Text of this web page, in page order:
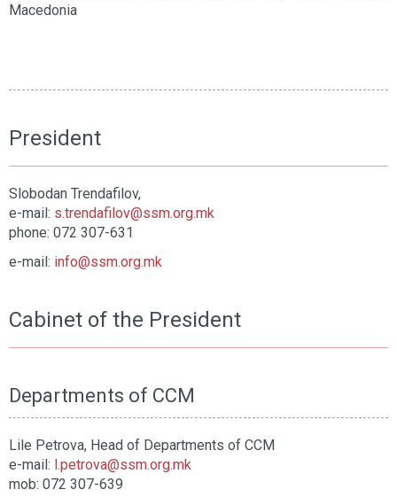
Macedonia
President
Slobodan Trendafilov,
e-mail: s.trendafilov@ssm.org.mk
phone: 072 307-631
e-mail: info@ssm.org.mk
Cabinet of the President
Departments of CCM
Lile Petrova, Head of Departments of CCM
e-mail: l.petrova@ssm.org.mk
mob: 072 307-639